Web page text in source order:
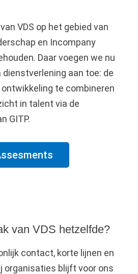
VDS op het gebied van
en Incompany
Daar voegen we nu
dienstverlening aan toe: de
te combineren
in talent via de
GITP.
van VDS hetzelfde?
contact, korte lijnen en
organisaties blijft voor ons